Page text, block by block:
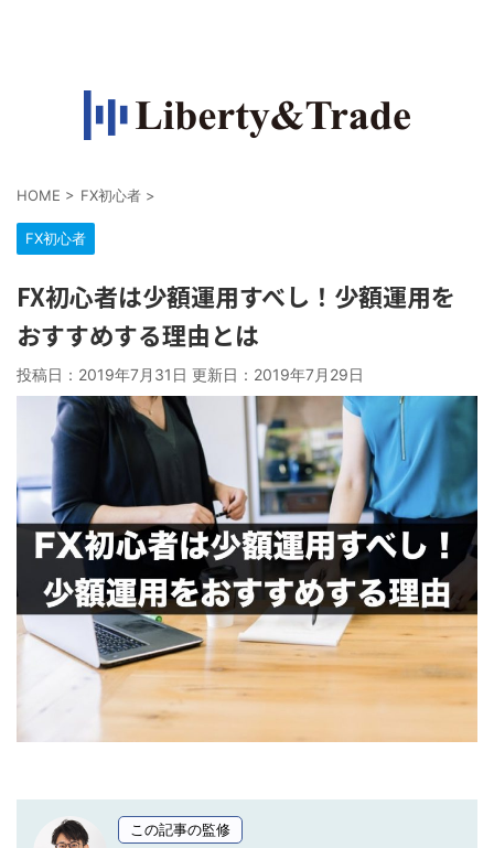
HOME > FX初心者 >
FX初心者
FX初心者は少額運用すべし！少額運用を
おすすめする理由とは
投稿日：2019年7月31日 更新日： 2019年7月29日
この記事の監修